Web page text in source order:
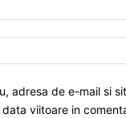
adresa de e-mail si
viitoare in